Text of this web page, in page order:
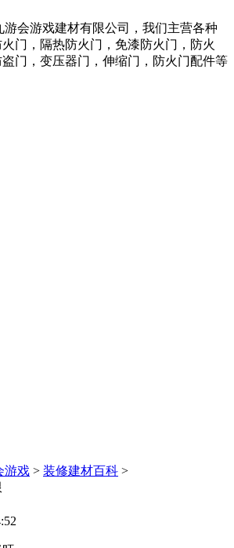
游会游戏建材有限公司，我们主营各种
门，隔热防火门，免漆防火门，防火
门，变压器门，伸缩门，防火门配件等
游戏 > 装修建材百科 >